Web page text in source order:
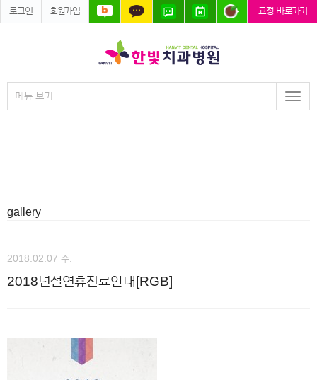
로그인 회원가입 교정 바로가기
메뉴 보기
gallery
2018.02.07 수.
2018년설연휴진료안내[RGB]